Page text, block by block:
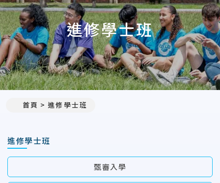
進修學士班
首頁 進修學士班
進修學士班
甄審入學